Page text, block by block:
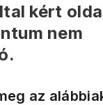
kért
nem
az